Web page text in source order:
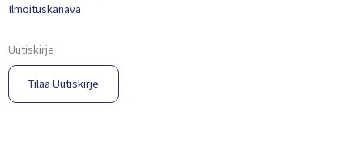
Ilmoituskanava
Uutiskirje
Tilaa Uutiskirje​